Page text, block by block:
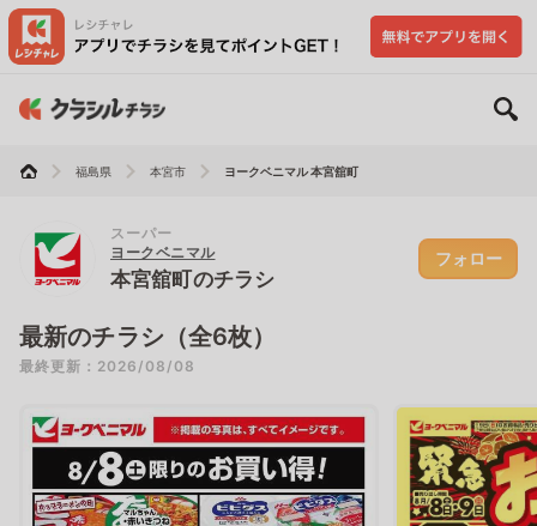
福島県 本宮市 ヨークベニマル 本宮舘町
スーパー
ヨークベニマル
本宮舘町のチラシ
フォロー
最新のチラシ（全6枚）
最終更新：2026/08/08